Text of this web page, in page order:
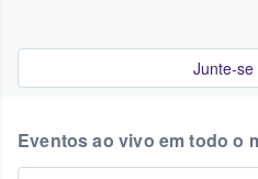
Junte-se
Eventos ao vivo em todo o